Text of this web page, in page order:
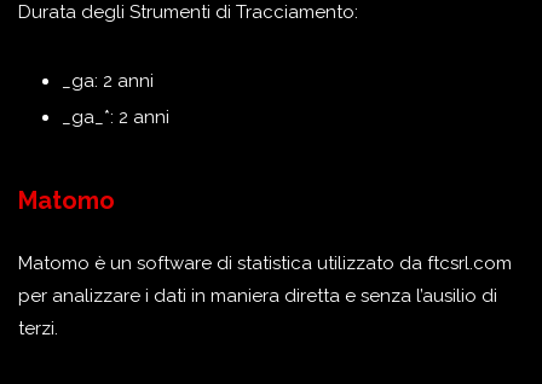
Durata degli Strumenti di Tracciamento:
_ga: 2 anni
_ga_*: 2 anni
Matomo
Matomo è un software di statistica utilizzato da ftcsrl.com
per analizzare i dati in maniera diretta e senza l’ausilio di
terzi.